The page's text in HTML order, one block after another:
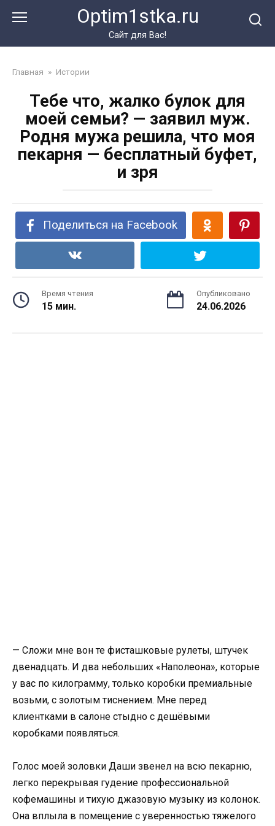
Optim1stka.ru
Сайт для Вас!
Главная » Истории
Тебе что, жалко булок для
моей семьи? — заявил муж.
Родня мужа решила, что моя
пекарня — бесплатный буфет,
и зря
Поделиться на Facebook
Время чтения
15 мин.
Опубликовано
24.06.2026
— Сложи мне вон те фисташковые рулеты, штучек
двенадцать. И два небольших «Наполеона», которые
у вас по килограмму, только коробки премиальные
возьми, с золотым тиснением. Мне перед
клиентками в салоне стыдно с дешёвыми
коробками появляться.
Голос моей золовки Даши звенел на всю пекарню,
легко перекрывая гудение профессиональной
кофемашины и тихую джазовую музыку из колонок.
Она вплыла в помещение с уверенностью тяжелого